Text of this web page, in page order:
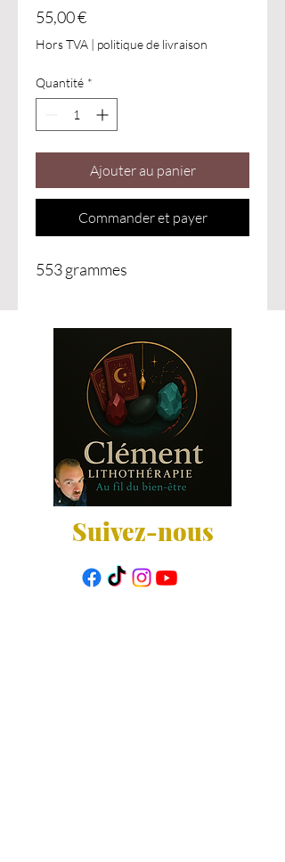
55,00 €Prix
Hors TVA | politique de livraison
Quantité *
Ajouter au panier
Commander et payer
553 grammes
Suivez-nous